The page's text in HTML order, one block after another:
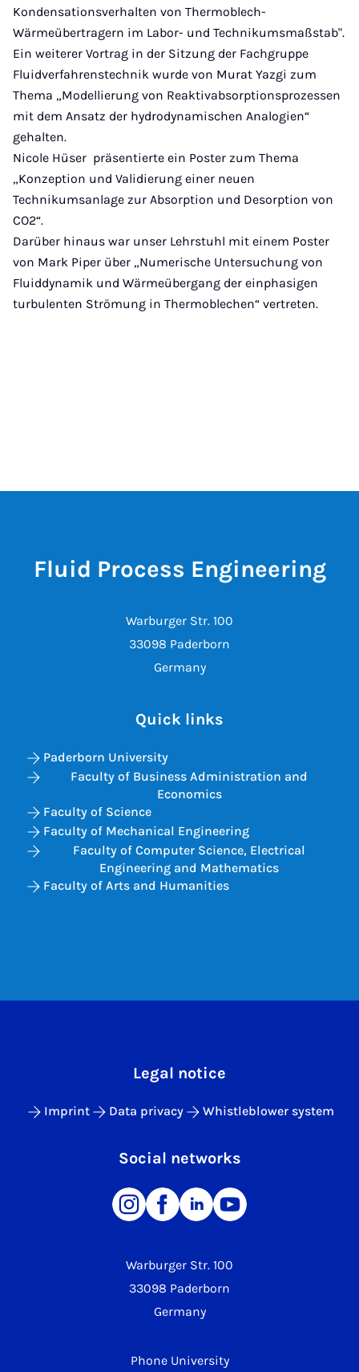
Kondensationsverhalten von Thermoblech-
Wärmeübertragern im Labor- und Technikumsmaßstab".
Ein weiterer Vortrag in der Sitzung der Fachgruppe
Fluidverfahrenstechnik wurde von Murat Yazgi zum
Thema „Modellierung von Reaktivabsorptionsprozessen
mit dem Ansatz der hydrodynamischen Analogien“
gehalten.
Nicole Hüser präsentierte ein Poster zum Thema
„Konzeption und Validierung einer neuen
Technikumsanlage zur Absorption und Desorption von
CO2“.
Darüber hinaus war unser Lehrstuhl mit einem Poster
von Mark Piper über „Numerische Untersuchung von
Fluiddynamik und Wärmeübergang der einphasigen
turbulenten Strömung in Thermoblechen“ vertreten.
Fluid Process Engineering
Warburger Str. 100
33098 Paderborn
Germany
Quick links
Paderborn University
Faculty of Business Administration and
Economics
Faculty of Science
Faculty of Mechanical Engineering
Faculty of Computer Science, Electrical
Engineering and Mathematics
Faculty of Arts and Humanities
Warburger Str. 100
33098 Paderborn
Germany
Phone University
Legal notice
Imprint Data privacy Whistleblower system
Social networks